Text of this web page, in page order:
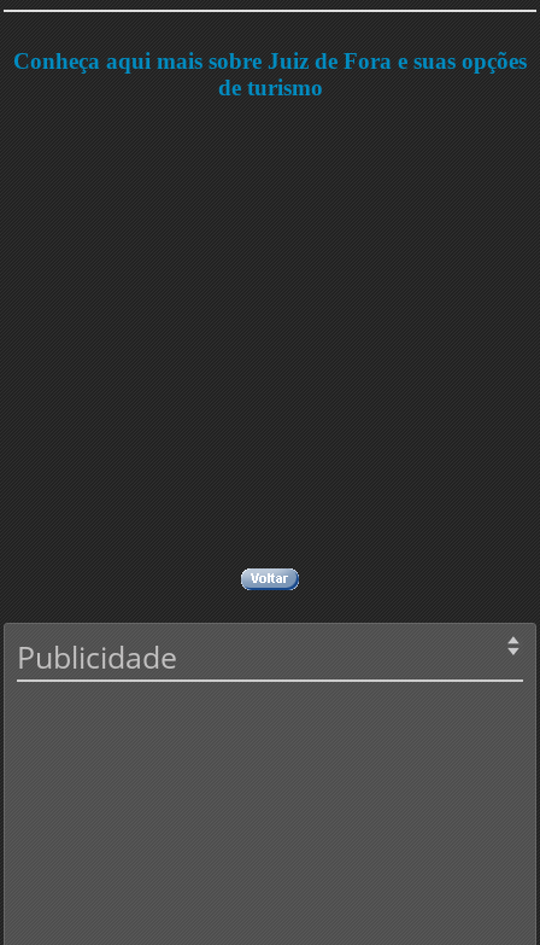
Conheça aqui mais sobre Juiz de Fora e suas opções
de turismo
Publicidade